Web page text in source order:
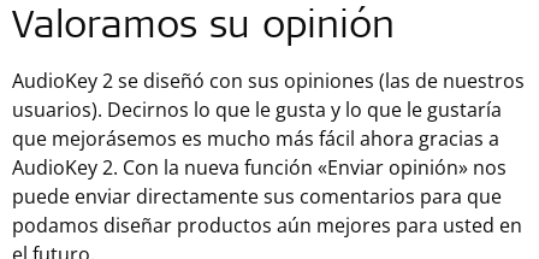
Valoramos su opinión
AudioKey 2 se diseñó con sus opiniones (las de nuestros
usuarios). Decirnos lo que le gusta y lo que le gustaría
que mejorásemos es mucho más fácil ahora gracias a
AudioKey 2. Con la nueva función «Enviar opinión» nos
puede enviar directamente sus comentarios para que
podamos diseñar productos aún mejores para usted en